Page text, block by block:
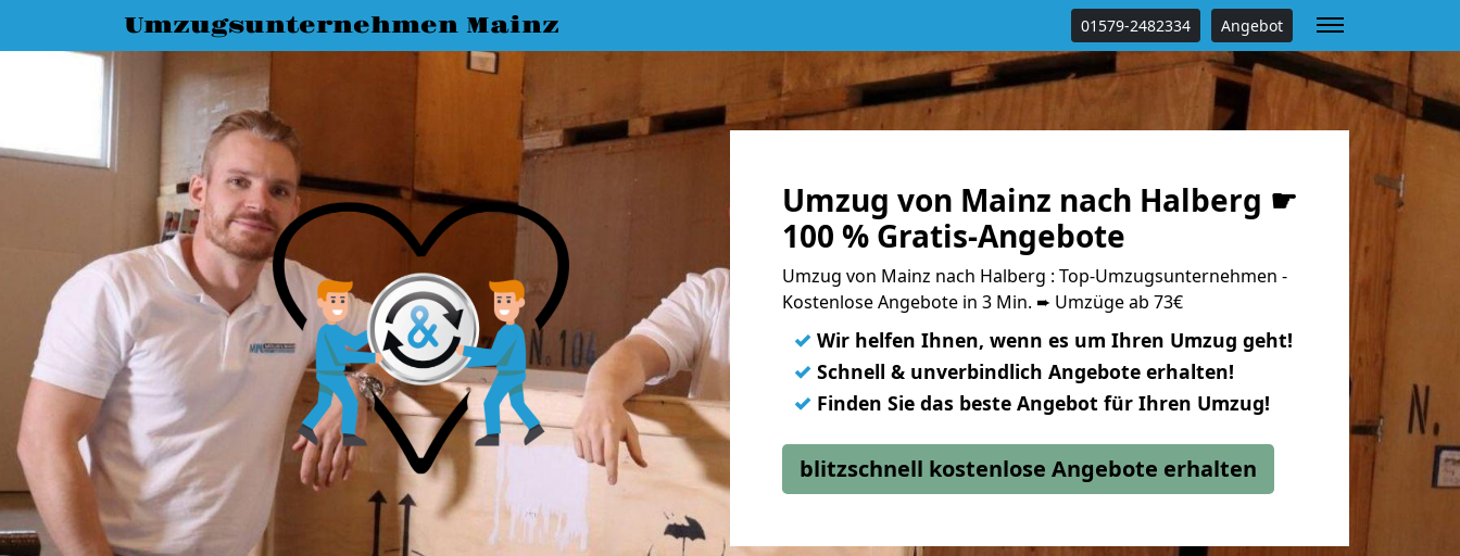
Umzugsunternehmen Mainz 01579-2482334 Angebot
Umzug von Mainz nach Halberg ☛
100 % Gratis-Angebote
Umzug von Mainz nach Halberg : Top-Umzugsunternehmen -
Kostenlose Angebote in 3 Min. ➨ Umzüge ab 73€
✓ Wir helfen Ihnen, wenn es um Ihren Umzug geht!
✓ Schnell & unverbindlich Angebote erhalten!
✓ Finden Sie das beste Angebot für Ihren Umzug!
blitzschnell kostenlose Angebote erhalten